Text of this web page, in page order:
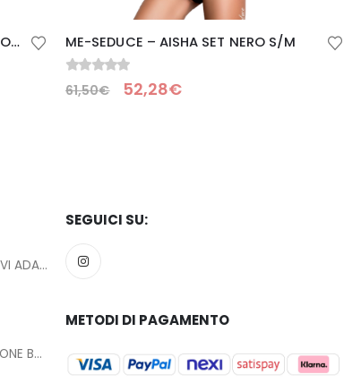
OBSESSIVE – GUANTI NESARI XS/S
0Su 5
CONTROL - PRESERVATIVI ADAPTA FUSSION 144 UNITÀ
BLACK HOLE - GEL SILICONE BASE DILATAZIONE ANALE 100 ML
SEGUICI SU:
METODI DI PAGAMENTO